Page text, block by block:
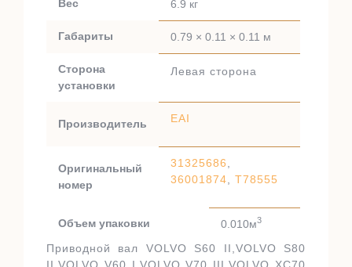
Вес 6.9 кг
Габариты 0.79 × 0.11 × 0.11 м
Сторона
установки
Левая сторона
Производитель EAI
Оригинальный
номер
31325686
36001874
T78555
Объем упаковки 0.010м3
Приводной вал VOLVO S60 II,VOLVO S80
II,VOLVO V60 I,VOLVO V70 III,VOLVO XC70